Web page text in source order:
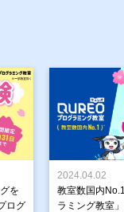
を
ログ
2024.04.02
教室数国内
ラミング教室